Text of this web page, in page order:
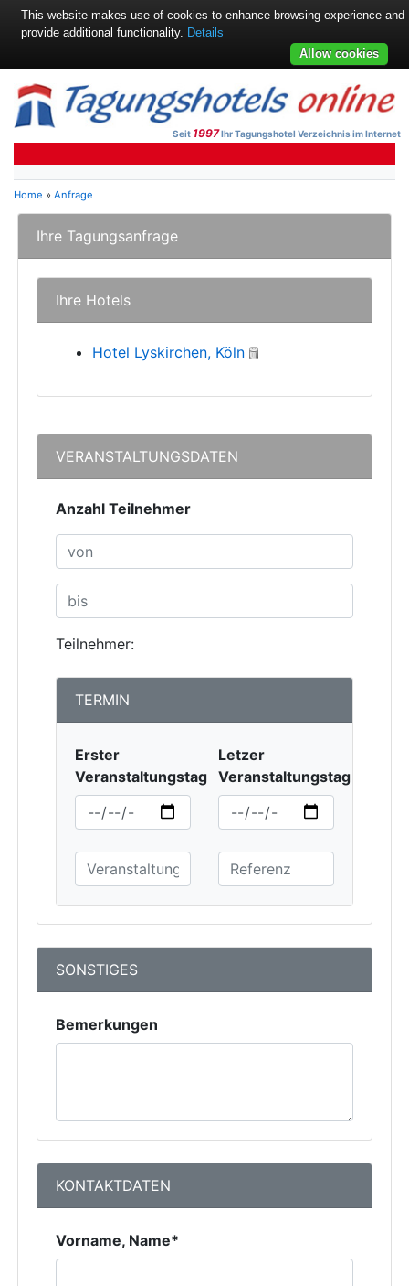
Seit 1997Ihr Tagungshotel Verzeichnis im Internet
Home » Anfrage
Ihre Tagungsanfrage
Ihre Hotels
Hotel Lyskirchen, Köln
VERANSTALTUNGSDATEN
Anzahl Teilnehmer
Teilnehmer:
TERMIN
Erster
Veranstaltungstag
Letzer
Veranstaltungstag
SONSTIGES
Bemerkungen
KONTAKTDATEN
Vorname, Name*
This website makes use of cookies to enhance browsing experience and
provide additional functionality. Details
Allow cookies